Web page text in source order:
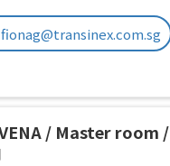
/ Master room /
Immediately